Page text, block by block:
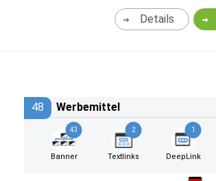
Details
48 Werbemittel
43
Banner
2
Textlinks
1
DeepLink